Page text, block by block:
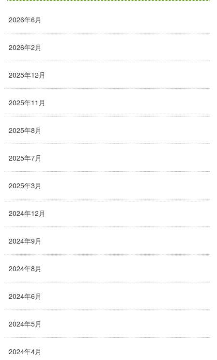
2026年6月
2026年2月
2025年12月
2025年11月
2025年8月
2025年7月
2025年3月
2024年12月
2024年9月
2024年8月
2024年6月
2024年5月
2024年4月